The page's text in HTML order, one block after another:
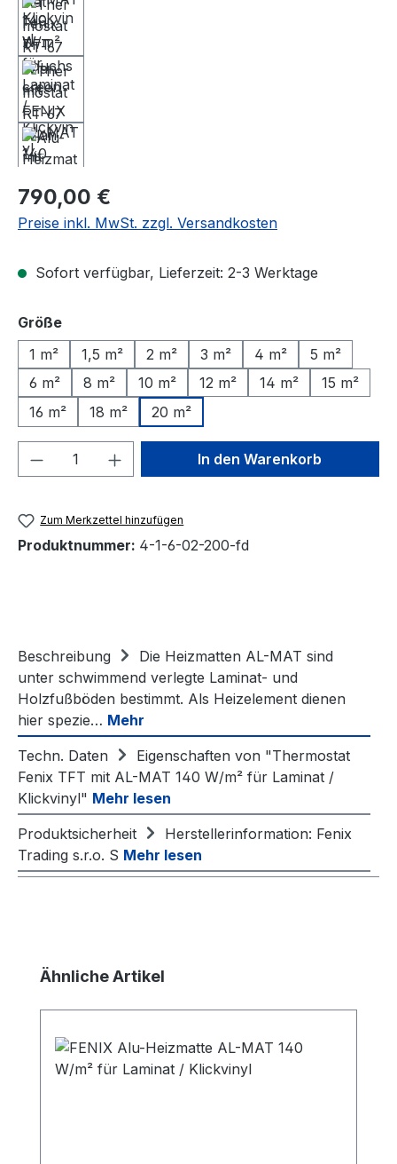
Regulärer Preis:
790,00 €
Preise inkl. MwSt. zzgl. Versandkosten
Sofort verfügbar, Lieferzeit: 2-3 Werktage
Größeauswählen
1 m²
1,5 m² 2 m² 3 m² 4 m²
5 m²
6 m²
8 m² 10 m² 12 m² 14 m²
15 m²
16 m²
18 m² 20 m²
Produkt Anzahl: Gib denIn den Warenkorb
Zum Merkzettel hinzufügen
Produktnummer: 4-1-6-02-200-fd
Beschreibung
Die Heizmatten AL-MAT sind
unter schwimmend verlegte Laminat- und
Holzfußböden bestimmt. Als Heizelement dienen
hier spezie… Mehr
Techn. Daten
Eigenschaften von "Thermostat
Fenix TFT mit AL-MAT 140 W/m² für Laminat /
Klickvinyl" Mehr lesen
Produktsicherheit
Herstellerinformation: Fenix
Trading s.r.o. S Mehr lesen
Produktgalerie überspringen
Ähnliche Artikel